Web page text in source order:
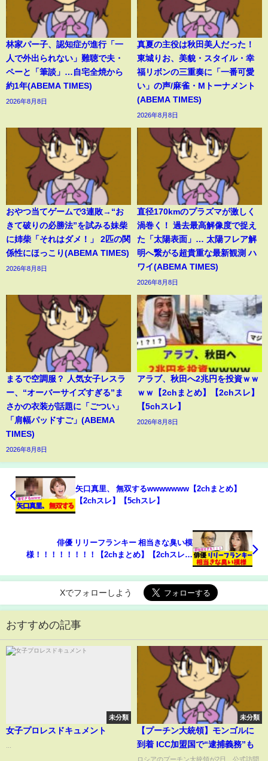
林家パー子、認知症が進行「一
人で外出られない」難聴で夫・
ペーと「筆談」…自宅全焼から
約1年(ABEMA TIMES)
2026年8月8日
真夏の主役は秋田美人だった！
東城りお、美貌・スタイル・幸
福リボンの三重奏に「一番可愛
い」の声/麻雀・Mトーナメント
(ABEMA TIMES)
2026年8月8日
おやつ当てゲームで3連敗→“お
きて破りの必勝法”を試みる妹柴
に姉柴「それはダメ！」 2匹の関
係性にほっこり(ABEMA TIMES)
2026年8月8日
直径170kmのプラズマが激しく
渦巻く！ 過去最高解像度で捉え
た「太陽表面」… 太陽フレア解
明へ繋がる超貴重な最新観測 ハ
ワイ(ABEMA TIMES)
2026年8月8日
まるで空調服？ 人気女子レスラ
ー、“オーバーサイズすぎる”ま
さかの衣装が話題に「ごつい」
「肩幅パッドすご」(ABEMA
TIMES)
2026年8月8日
アラブ、秋田へ2兆円を投資ｗｗ
ｗｗ【2chまとめ】【2chスレ】
【5chスレ】
2026年8月8日
矢口真里、 無双するwwwwwww【2chまとめ】
【2chスレ】【5chスレ】
俳優 リリーフランキー 相当きな臭い模
様！！！！！！！！【2chまとめ】【2chスレ】
Xでフォローしよう
おすすめの記事
未分類
女子プロレスドキュメント
未分類
【プーチン大統領】モンゴルに
到着 ICC加盟国で“逮捕義務”も
ロシアのプーチン大統領が2日、公式訪問